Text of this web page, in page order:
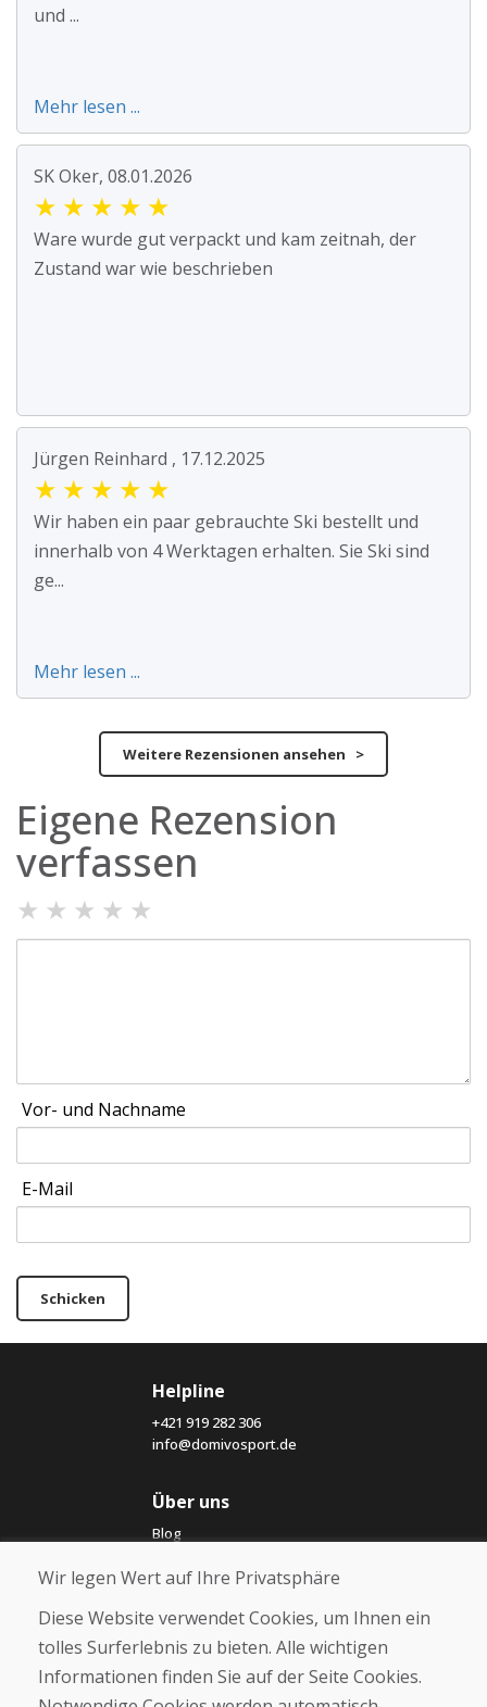
und ...
Mehr lesen ...
SK Oker, 08.01.2026
★ ★ ★ ★ ★
Ware wurde gut verpackt und kam zeitnah, der
Zustand war wie beschrieben
Jürgen Reinhard , 17.12.2025
★ ★ ★ ★ ★
Wir haben ein paar gebrauchte Ski bestellt und
innerhalb von 4 Werktagen erhalten. Sie Ski sind
ge...
Mehr lesen ...
Weitere Rezensionen ansehen >
Eigene Rezension
verfassen
★ ★ ★ ★ ★
Vor- und Nachname
E-Mail
Schicken
Helpline
+421 919 282 306
info@domivosport.de
Über uns
Blog
Geschäft
Kaufen
E-Shop
Wir legen Wert auf Ihre Privatsphäre
Diese Website verwendet Cookies, um Ihnen ein
tolles Surferlebnis zu bieten. Alle wichtigen
Informationen finden Sie auf der Seite Cookies.